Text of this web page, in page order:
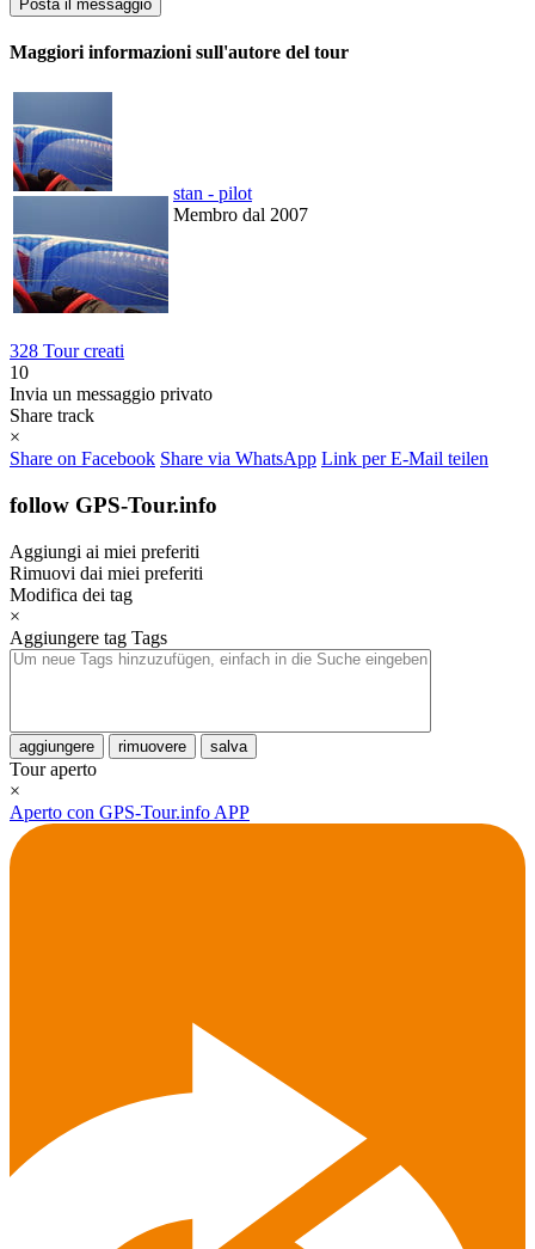
Maggiori informazioni sull'autore del tour
stan - pilot
Membro dal 2007
328 Tour creati
10
Invia un messaggio privato
Share track
×
Share on Facebook Share via WhatsApp Link per E-Mail teilen
follow GPS-Tour.info
Aggiungi ai miei preferiti
Rimuovi dai miei preferiti
Modifica dei tag
×
Aggiungere tag Tags
aggiungere rimuovere salva
Tour aperto
×
Aperto con GPS-Tour.info APP